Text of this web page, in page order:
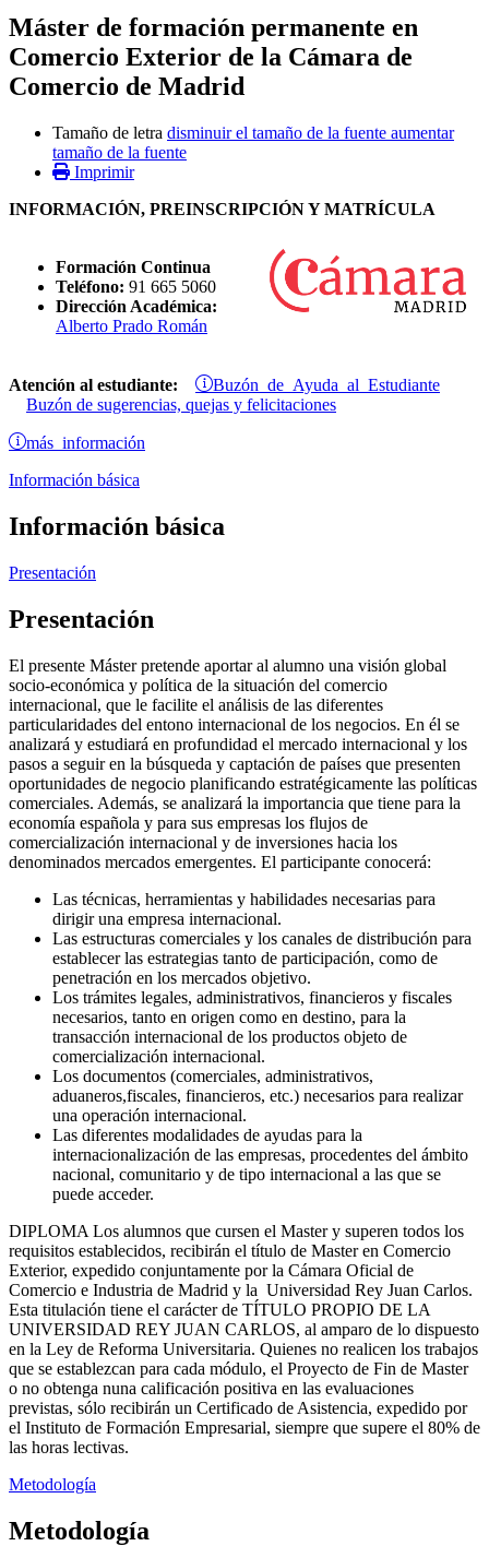
Máster de formación permanente en
Comercio Exterior de la Cámara de
Comercio de Madrid
Tamaño de letra disminuir el tamaño de la fuente aumentar
tamaño de la fuente
Imprimir
INFORMACIÓN, PREINSCRIPCIÓN Y MATRÍCULA
Formación Continua
Teléfono: 91 665 5060
Dirección Académica:
Alberto Prado Román
Atención al estudiante: Buzón de Ayuda al Estudiante
Buzón de sugerencias, quejas y felicitaciones
más información
Información básica
Información básica
Presentación
Presentación
El presente Máster pretende aportar al alumno una visión global
socio-económica y política de la situación del comercio
internacional, que le facilite el análisis de las diferentes
particularidades del entono internacional de los negocios. En él se
analizará y estudiará en profundidad el mercado internacional y los
pasos a seguir en la búsqueda y captación de países que presenten
oportunidades de negocio planificando estratégicamente las políticas
comerciales. Además, se analizará la importancia que tiene para la
economía española y para sus empresas los flujos de
comercialización internacional y de inversiones hacia los
denominados mercados emergentes. El participante conocerá:
Las técnicas, herramientas y habilidades necesarias para
dirigir una empresa internacional.
Las estructuras comerciales y los canales de distribución para
establecer las estrategias tanto de participación, como de
penetración en los mercados objetivo.
Los trámites legales, administrativos, financieros y fiscales
necesarios, tanto en origen como en destino, para la
transacción internacional de los productos objeto de
comercialización internacional.
Los documentos (comerciales, administrativos,
aduaneros,fiscales, financieros, etc.) necesarios para realizar
una operación internacional.
Las diferentes modalidades de ayudas para la
internacionalización de las empresas, procedentes del ámbito
nacional, comunitario y de tipo internacional a las que se
puede acceder.
DIPLOMA Los alumnos que cursen el Master y superen todos los
requisitos establecidos, recibirán el título de Master en Comercio
Exterior, expedido conjuntamente por la Cámara Oficial de
Comercio e Industria de Madrid y la Universidad Rey Juan Carlos.
Esta titulación tiene el carácter de TÍTULO PROPIO DE LA
UNIVERSIDAD REY JUAN CARLOS, al amparo de lo dispuesto
en la Ley de Reforma Universitaria. Quienes no realicen los trabajos
que se establezcan para cada módulo, el Proyecto de Fin de Master
o no obtenga nuna calificación positiva en las evaluaciones
previstas, sólo recibirán un Certificado de Asistencia, expedido por
el Instituto de Formación Empresarial, siempre que supere el 80% de
las horas lectivas.
Metodología
Metodología